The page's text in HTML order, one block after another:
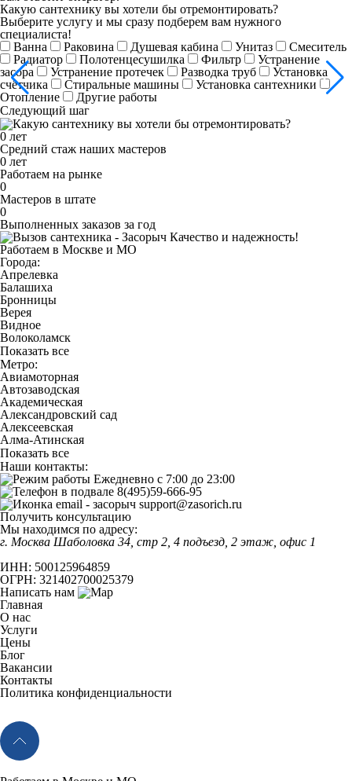
Какую сантехнику вы хотели бы отремонтировать?
Выберите услугу и мы сразу подберем вам нужного
специалиста!
Ванна
Раковина Душевая кабина Унитаз
Смеситель
Радиатор
Полотенцесушилка Фильтр
Устранение
засора
Устранение протечек Разводка труб
Установка
счётчика
Стиральные машины
Установка сантехники
Отопление
Другие работы
Следующий шаг
0 лет
Средний стаж наших мастеров
0 лет
Работаем на рынке
0
Мастеров в штате
0
Выполненных заказов за год
Качество и надежность!
Работаем в Москве и МО
Города:
Апрелевка
Балашиха
Бронницы
Верея
Видное
Волоколамск
Показать все
Метро:
Авиамоторная
Автозаводская
Академическая
Александровский сад
Алексеевская
Алма-Атинская
Показать все
Наши контакты:
Ежедневно с 7:00 до 23:00
8(495)59-666-95
support@zasorich.ru
Получить консультацию
Мы находимся по адресу:
г. Москва Шаболовка 34, стр 2, 4 подъезд, 2 этаж, офис 1
ИНН: 500125964859
ОГРН: 321402700025379
Написать нам
Главная
О нас
Услуги
Цены
Блог
Вакансии
Контакты
Политика конфиденциальности